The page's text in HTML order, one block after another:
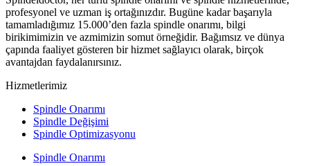
profesyonel ve uzman iş ortağınızdır. Bugüne kadar başarıyla
tamamladığımız 15.000’den fazla spindle onarımı, bilgi
birikimimizin ve azmimizin somut örneğidir. Bağımsız ve dünya
çapında faaliyet gösteren bir hizmet sağlayıcı olarak, birçok
avantajdan faydalanırsınız.
Hizmetlerimiz
Spindle Onarımı
Spindle Değişimi
Spindle Optimizasyonu
Spindle Onarımı